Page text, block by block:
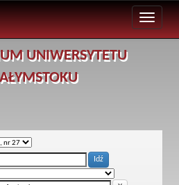
UNIWERSYTETU